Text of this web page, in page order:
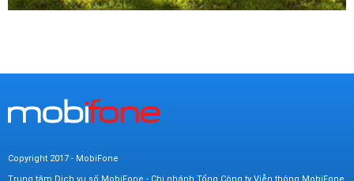
Copyright 2017 - MobiFone